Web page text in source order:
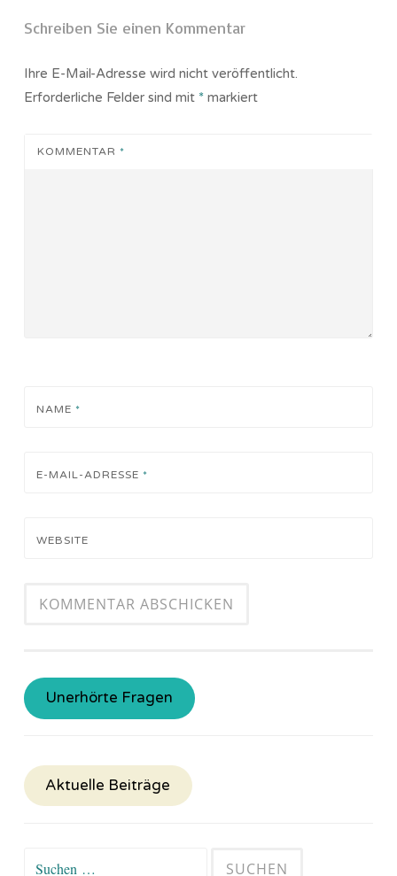
Schreiben Sie einen Kommentar
Ihre E-Mail-Adresse wird nicht veröffentlicht.
Erforderliche Felder sind mit * markiert
KOMMENTAR *
NAME *
E-MAIL-ADRESSE *
WEBSITE
Unerhörte Fragen
Aktuelle Beiträge
Suchen